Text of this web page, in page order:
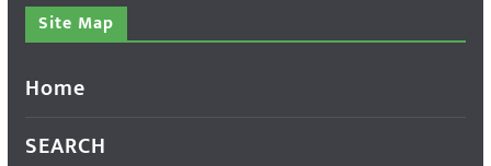
Site Map
Home
SEARCH